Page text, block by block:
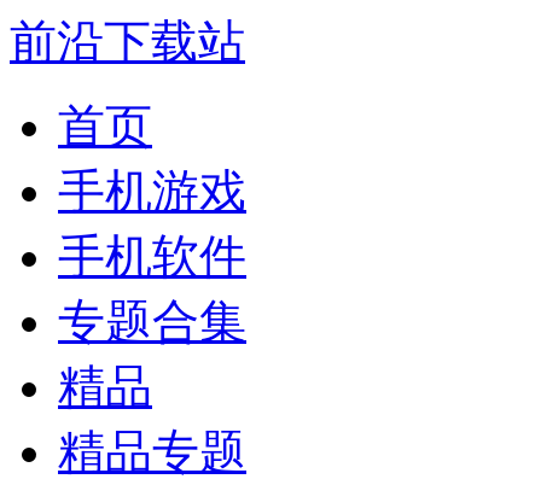
前沿下载站
首页
手机游戏
手机软件
专题合集
精品
精品专题